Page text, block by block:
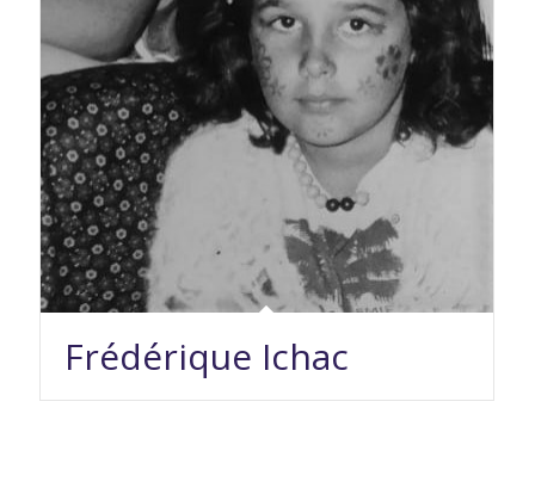
Frédérique Ichac